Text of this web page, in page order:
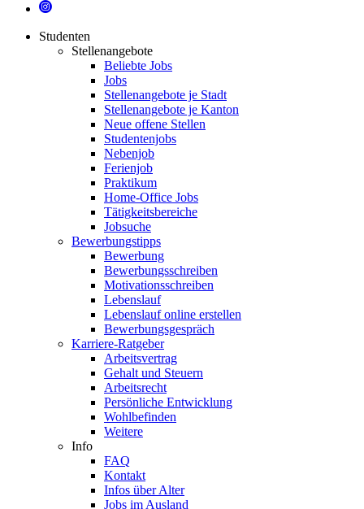
Studenten
Stellenangebote
Beliebte Jobs
Jobs
Stellenangebote je Stadt
Stellenangebote je Kanton
Neue offene Stellen
Studentenjobs
Nebenjob
Ferienjob
Praktikum
Home-Office Jobs
Tätigkeitsbereiche
Jobsuche
Bewerbungstipps
Bewerbung
Bewerbungsschreiben
Motivationsschreiben
Lebenslauf
Lebenslauf online erstellen
Bewerbungsgespräch
Karriere-Ratgeber
Arbeitsvertrag
Gehalt und Steuern
Arbeitsrecht
Persönliche Entwicklung
Wohlbefinden
Weitere
Info
FAQ
Kontakt
Infos über Alter
Jobs im Ausland